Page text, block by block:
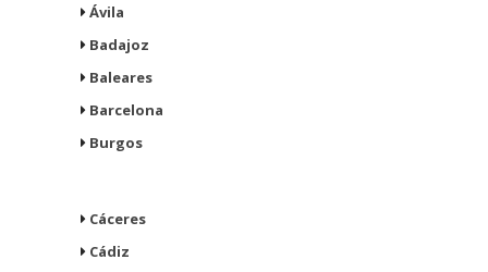
Ávila
Badajoz
Baleares
Barcelona
Burgos
Cáceres
Cádiz